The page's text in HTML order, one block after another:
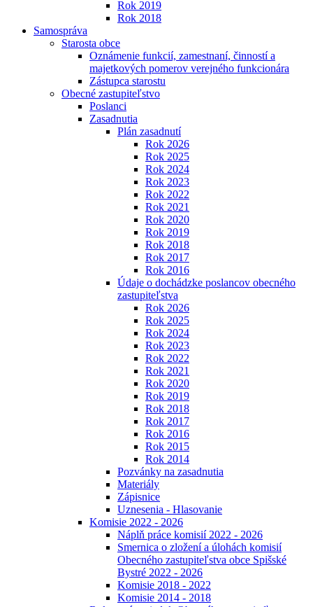
Rok 2019
Rok 2018
Samospráva
Starosta obce
Oznámenie funkcií, zamestnaní, činností a
majetkových pomerov verejného funkcionára
Zástupca starostu
Obecné zastupiteľstvo
Poslanci
Zasadnutia
Plán zasadnutí
Rok 2026
Rok 2025
Rok 2024
Rok 2023
Rok 2022
Rok 2021
Rok 2020
Rok 2019
Rok 2018
Rok 2017
Rok 2016
Údaje o dochádzke poslancov obecného
zastupiteľstva
Rok 2026
Rok 2025
Rok 2024
Rok 2023
Rok 2022
Rok 2021
Rok 2020
Rok 2019
Rok 2018
Rok 2017
Rok 2016
Rok 2015
Rok 2014
Pozvánky na zasadnutia
Materiály
Zápisnice
Uznesenia - Hlasovanie
Komisie 2022 - 2026
Náplň práce komisií 2022 - 2026
Smernica o zložení a úlohách komisií
Obecného zastupiteľstva obce Spišské
Bystré 2022 - 2026
Komisie 2018 - 2022
Komisie 2014 - 2018